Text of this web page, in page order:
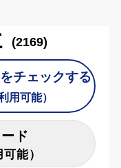
(2169)
チェックする
用可能）
ド
能）